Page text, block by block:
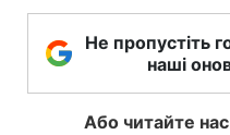
Не пропустіть
наші
Або читайте